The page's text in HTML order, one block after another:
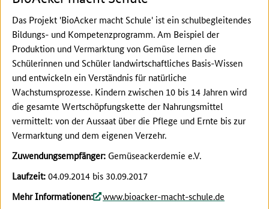
Das Projekt 'BioAcker macht Schule' ist ein schulbegleitendes
Bildungs- und Kompetenzprogramm. Am Beispiel der
Produktion und Vermarktung von Gemüse lernen die
Schülerinnen und Schüler landwirtschaftliches Basis-Wissen
und entwickeln ein Verständnis für natürliche
Wachstumsprozesse. Kindern zwischen 10 bis 14 Jahren wird
die gesamte Wertschöpfungskette der Nahrungsmittel
vermittelt: von der Aussaat über die Pflege und Ernte bis zur
Vermarktung und dem eigenen Verzehr.
Zuwendungsempfänger: Gemüseackerdemie e.V.
Laufzeit:04.09.2014 bis 30.09.2017
Mehr Informationen:
www.bioacker-macht-schule.de